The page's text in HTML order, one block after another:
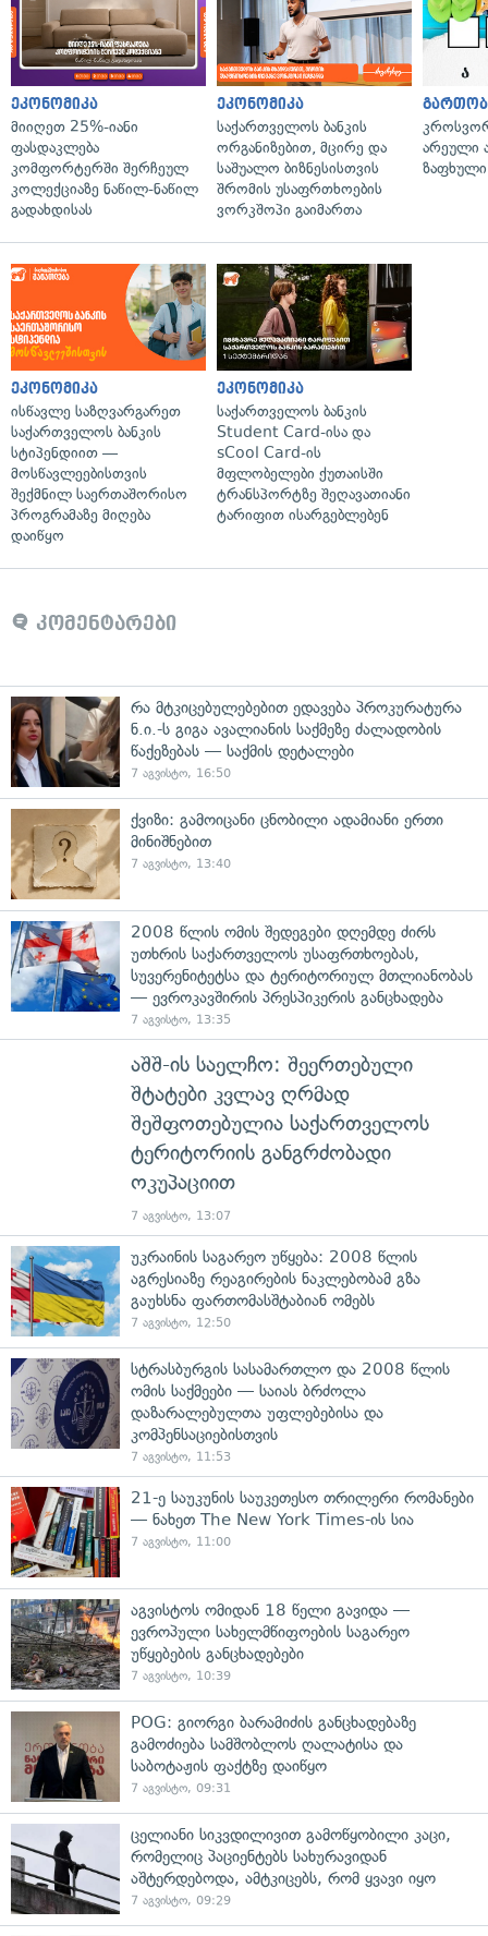
ეკონომიკა
მიიღეთ 25%-იანი
ფასდაკლება
კომფორტერში შერჩეულ
კოლექციაზე ნაწილ-ნაწილ
გადახდისას
ეკონომიკა
საქართველოს ბანკის
ორგანიზებით, მცირე და
საშუალო ბიზნესისთვის
შრომის უსაფრთხოების
ვორკშოპი გაიმართა
არეული
ეკონომიკა
ისწავლე საზღვარგარეთ
საქართველოს ბანკის
სტიპენდიით —
მოსწავლეებისთვის
შექმნილ საერთაშორისო
პროგრამაზე მიღება
დაიწყო
ეკონომიკა
საქართველოს ბანკის
Student Card-ისა და
sCool Card-ის
მფლობელები ქუთაისში
ტრანსპორტზე შეღავათიანი
ტარიფით ისარგებლებენ
კომენტარები
რა მტკიცებულებებით ედავება პროკურატურა
ნ.ი.-ს გიგა ავალიანის საქმეზე ძალადობის
წაქეზებას — საქმის დეტალები
7 აგვისტო, 16:50
ქვიზი: გამოიცანი ცნობილი ადამიანი ერთი
მინიშნებით
7 აგვისტო, 13:40
2008 წლის ომის შედეგები დღემდე ძირს
უთხრის საქართველოს უსაფრთხოებას,
სუვერენიტეტსა და ტერიტორიულ მთლიანობას
— ევროკავშირის პრესპიკერის განცხადება
7 აგვისტო, 13:35
აშშ-ის საელჩო: შეერთებული
შტატები კვლავ ღრმად
შეშფოთებულია საქართველოს
ტერიტორიის განგრძობადი
ოკუპაციით
7 აგვისტო, 13:07
უკრაინის საგარეო უწყება: 2008 წლის
აგრესიაზე რეაგირების ნაკლებობამ გზა
გაუხსნა ფართომასშტაბიან ომებს
7 აგვისტო, 12:50
სტრასბურგის სასამართლო და 2008 წლის
ომის საქმეები — საიას ბრძოლა
დაზარალებულთა უფლებებისა და
კომპენსაციებისთვის
7 აგვისტო, 11:53
21-ე საუკუნის საუკეთესო თრილერი რომანები
— ნახეთ The New York Times-ის სია
7 აგვისტო, 11:00
აგვისტოს ომიდან 18 წელი გავიდა —
ევროპული სახელმწიფოების საგარეო
უწყებების განცხადებები
7 აგვისტო, 10:39
POG: გიორგი ბარამიძის განცხადებაზე
გამოძიება სამშობლოს ღალატისა და
საბოტაჟის ფაქტზე დაიწყო
7 აგვისტო, 09:31
ცელიანი სიკვდილივით გამოწყობილი კაცი,
რომელიც პაციენტებს სახურავიდან
აშტერდებოდა, ამტკიცებს, რომ ყვავი იყო
7 აგვისტო, 09:29